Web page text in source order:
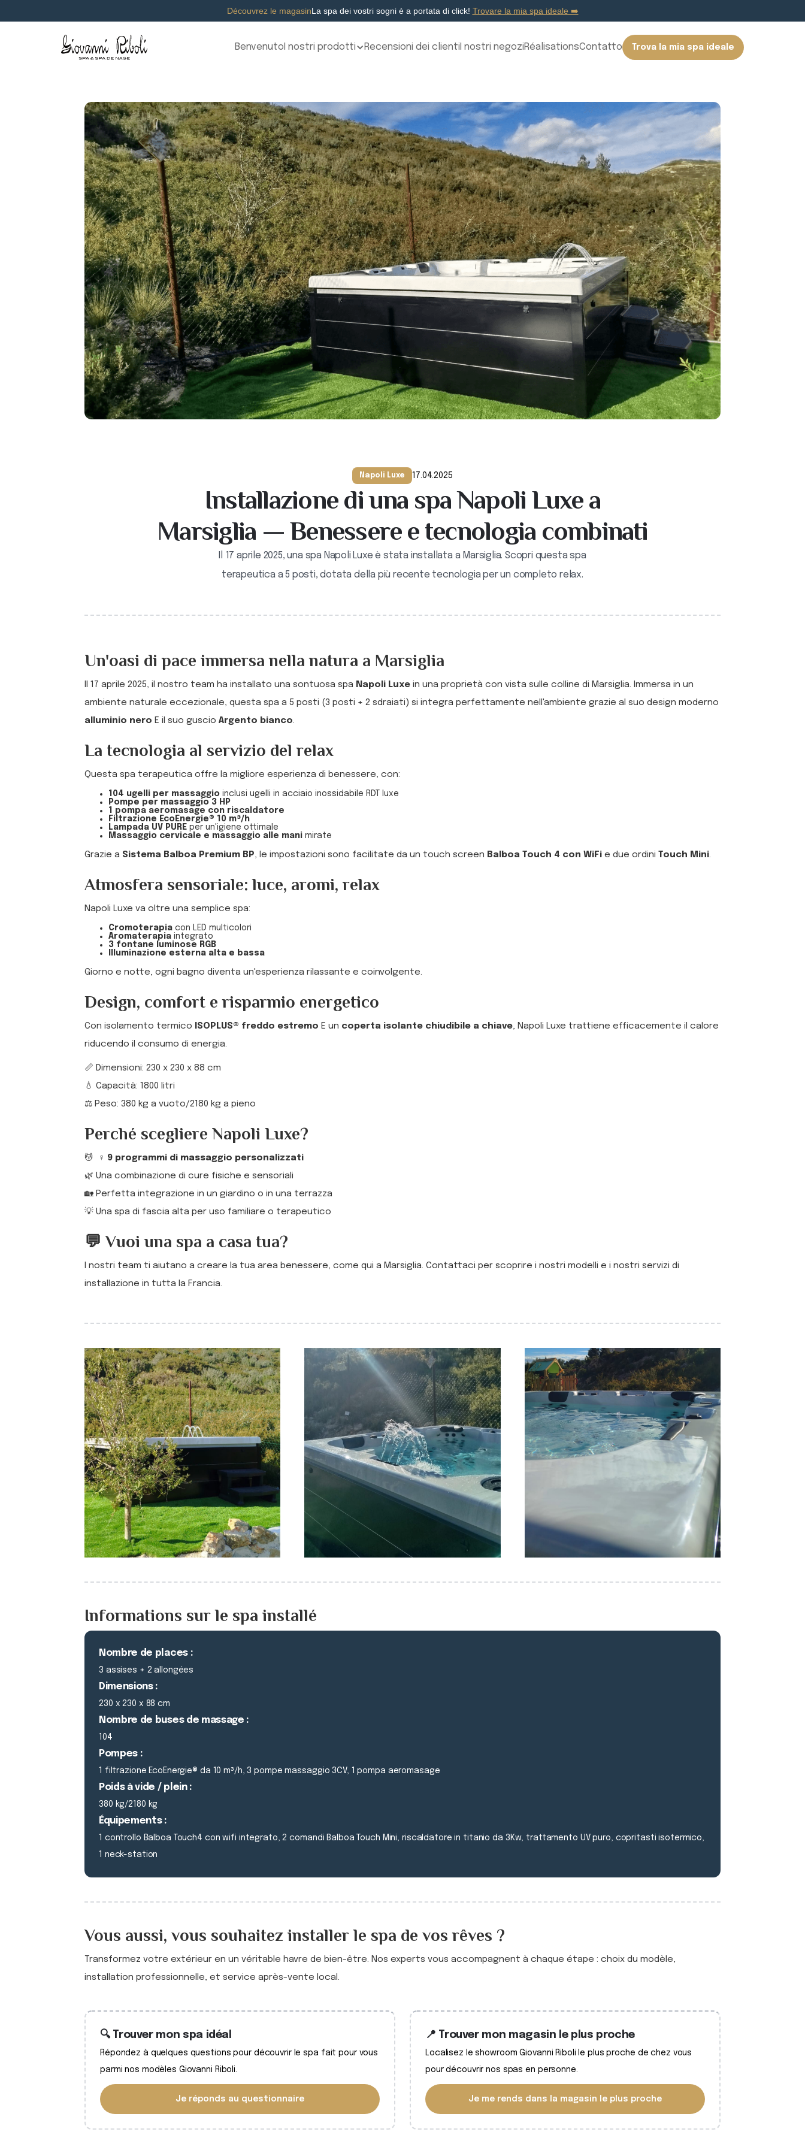
Découvrez le magasinLa spa dei vostri sogni è a portata di click! Trovare la mia spa ideale ➡️
Benvenuto I nostri prodotti Recensioni dei clienti I nostri negoziRéalisationsContatto Trova la mia spa ideale
Napoli Luxe 17.04.2025
Installazione di una spa Napoli Luxe a
Marsiglia — Benessere e tecnologia combinati
Il 17 aprile 2025, una spa Napoli Luxe è stata installata a Marsiglia. Scopri questa spa
terapeutica a 5 posti, dotata della più recente tecnologia per un completo relax.
Un'oasi di pace immersa nella natura a Marsiglia
Il 17 aprile 2025, il nostro team ha installato una sontuosa spa Napoli Luxe in una proprietà con vista sulle colline di Marsiglia. Immersa in un
ambiente naturale eccezionale, questa spa a 5 posti (3 posti + 2 sdraiati) si integra perfettamente nell'ambiente grazie al suo design moderno
alluminio nero E il suo guscio Argento bianco.
La tecnologia al servizio del relax
Questa spa terapeutica offre la migliore esperienza di benessere, con:
104 ugelli per massaggio inclusi ugelli in acciaio inossidabile RDT luxe
Pompe per massaggio 3 HP
1 pompa aeromasage con riscaldatore
Filtrazione EcoEnergie® 10 m³/h
Lampada UV PURE per un'igiene ottimale
Massaggio cervicale e massaggio alle mani mirate
Grazie a Sistema Balboa Premium BP, le impostazioni sono facilitate da un touch screen Balboa Touch 4 con WiFi e due ordini Touch Mini.
Atmosfera sensoriale: luce, aromi, relax
Napoli Luxe va oltre una semplice spa:
Cromoterapia con LED multicolori
Aromaterapia integrato
3 fontane luminose RGB
Illuminazione esterna alta e bassa
Giorno e notte, ogni bagno diventa un'esperienza rilassante e coinvolgente.
Design, comfort e risparmio energetico
Con isolamento termico ISOPLUS® freddo estremo E un coperta isolante chiudibile a chiave, Napoli Luxe trattiene efficacemente il calore
riducendo il consumo di energia.
📏 Dimensioni: 230 x 230 x 88 cm
💧 Capacità: 1800 litri
⚖️ Peso: 380 kg a vuoto/2180 kg a pieno
Perché scegliere Napoli Luxe?
💆 ‍ ♀️ 9 programmi di massaggio personalizzati
🌿 Una combinazione di cure fisiche e sensoriali
🏡 Perfetta integrazione in un giardino o in una terrazza
💡 Una spa di fascia alta per uso familiare o terapeutico
💬 Vuoi una spa a casa tua?
I nostri team ti aiutano a creare la tua area benessere, come qui a Marsiglia. Contattaci per scoprire i nostri modelli e i nostri servizi di
installazione in tutta la Francia.
Informations sur le spa installé
Nombre de places :
3 assises + 2 allongées
Dimensions :
230 x 230 x 88 cm
Nombre de buses de massage :
104
Pompes :
1 filtrazione EcoEnergie® da 10 m³/h, 3 pompe massaggio 3CV, 1 pompa aeromasage
Poids à vide / plein :
380 kg/2180 kg
Équipements :
1 controllo Balboa Touch4 con wifi integrato, 2 comandi Balboa Touch Mini, riscaldatore in titanio da 3Kw, trattamento UV puro, copritasti isotermico,
1 neck-station
Vous aussi, vous souhaitez installer le spa de vos rêves ?
Transformez votre extérieur en un véritable havre de bien-être. Nos experts vous accompagnent à chaque étape : choix du modèle,
installation professionnelle, et service après-vente local.
🔍 Trouver mon spa idéal
Répondez à quelques questions pour découvrir le spa fait pour vous
parmi nos modèles Giovanni Riboli.
Je réponds au questionnaire
📍 Trouver mon magasin le plus proche
Localisez le showroom Giovanni Riboli le plus proche de chez vous
pour découvrir nos spas en personne.
Je me rends dans la magasin le plus proche